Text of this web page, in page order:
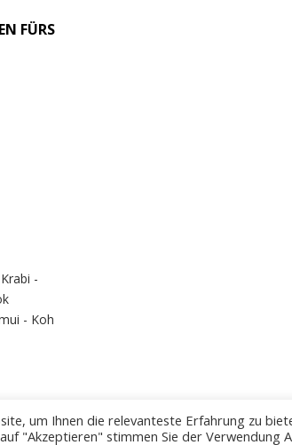
FÜRS
-
- Koh
um Ihnen die relevanteste Erfahrung zu
"Akzeptieren" stimmen Sie der Verwendung